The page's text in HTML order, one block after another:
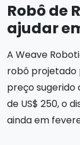
Robô de
ajudar
A Weave
robô projetado
preço sugerido
de US$ 250, o
ainda em